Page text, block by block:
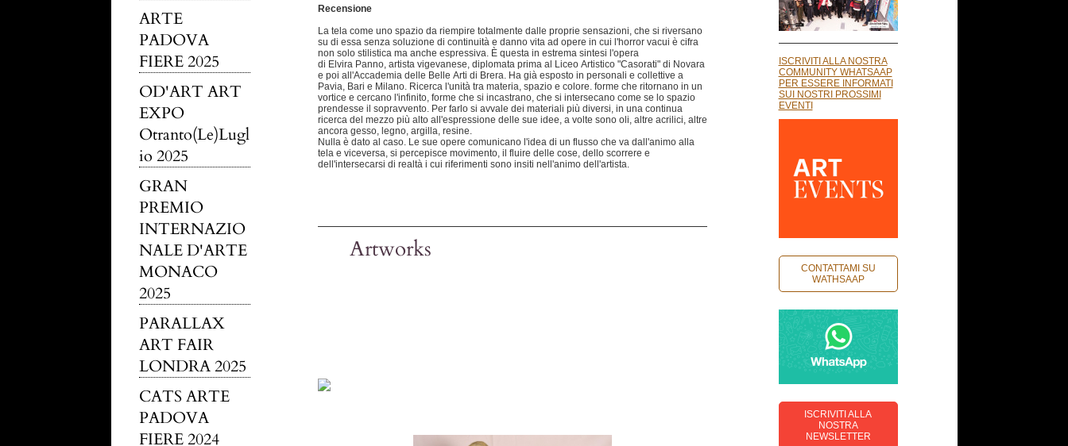
ARTE
PADOVA
FIERE 2025
OD'ART ART
EXPO
Otranto(Le)Lugl
io 2025
GRAN
PREMIO
INTERNAZIO
NALE D'ARTE
MONACO
2025
PARALLAX
ART FAIR
LONDRA 2025
CATS ARTE
PADOVA
FIERE 2024
Recensione
La tela come uno spazio da riempire totalmente dalle proprie sensazioni, che si riversano
su di essa senza soluzione di continuità e danno vita ad opere in cui l'horror vacui è cifra
non solo stilistica ma anche espressiva. È questa in estrema sintesi l'opera
di Elvira Panno, artista vigevanese, diplomata prima al Liceo Artistico "Casorati" di Novara
e poi all'Accademia delle Belle Arti di Brera. Ha già esposto in personali e collettive a
Pavia, Bari e Milano. Ricerca l'unità tra materia, spazio e colore. forme che ritornano in un
vortice e cercano l'infinito, forme che si incastrano, che si intersecano come se lo spazio
prendesse il sopravvento. Per farlo si avvale dei materiali più diversi, in una continua
ricerca del mezzo più alto all'espressione delle sue idee, a volte sono oli, altre acrilici, altre
ancora gesso, legno, argilla, resine.
Nulla è dato al caso. Le sue opere comunicano l'idea di un flusso che va dall'animo alla
tela e viceversa, si percepisce movimento, il fluire delle cose, dello scorrere e
dell'intersecarsi di realtà i cui riferimenti sono insiti nell'animo dell'artista.
Artworks
ISCRIVITI ALLA NOSTRA
COMMUNITY WHATSAAP
PER ESSERE INFORMATI
SUI NOSTRI PROSSIMI
EVENTI
CONTATTAMI SU
WATHSAAP
ISCRIVITI ALLA
NOSTRA
NEWSLETTER